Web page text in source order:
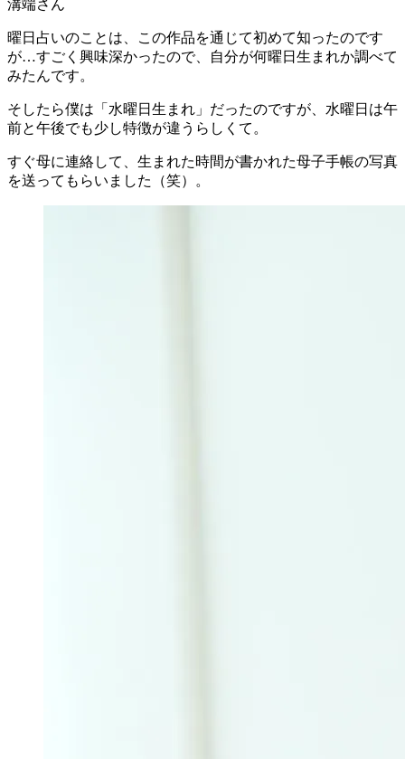
溝端さん
曜日占いのことは、この作品を通じて初めて知ったのです
が…すごく興味深かったので、自分が何曜日生まれか調べて
みたんです。
そしたら僕は「水曜日生まれ」だったのですが、水曜日は午
前と午後でも少し特徴が違うらしくて。
すぐ母に連絡して、生まれた時間が書かれた母子手帳の写真
を送ってもらいました（笑）。